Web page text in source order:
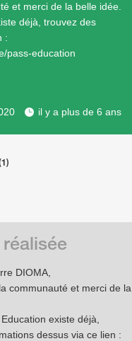
et merci de la belle idée.
déjà, trouvez des
:
pass-education
il y a plus de 6 ans
DIOMA,
communauté et merci de la
existe déjà,
dessus via ce lien :